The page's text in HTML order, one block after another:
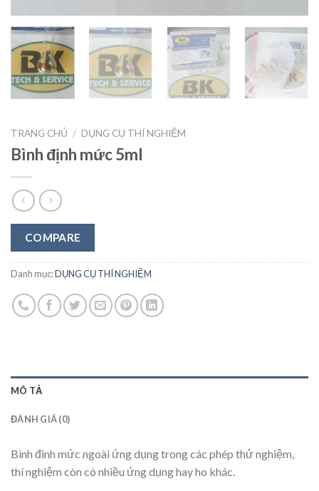
TRANG CHỦ / DỤNG CỤ THÍ NGHIỆM
Bình định mức 5ml
COMPARE
Danh mục:DỤNG CỤ THÍ NGHIỆM
MÔ TẢ
ĐÁNH GIÁ (0)
Bình đinh mức ngoài ứng dụng trong các phép thử nghiệm,
thí nghiệm còn có nhiều ứng dụng hay ho khác.